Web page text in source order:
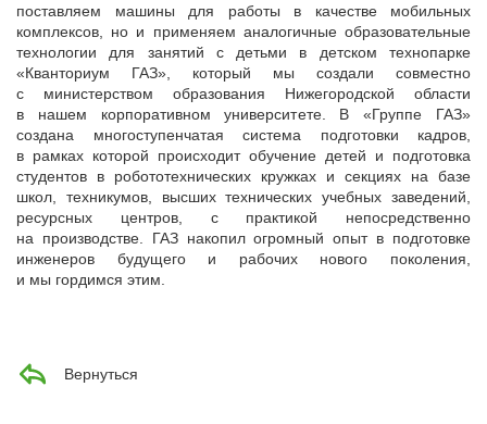
поставляем машины для работы в качестве мобильных
комплексов, но и применяем аналогичные образовательные
технологии для занятий с детьми в детском технопарке
«Кванториум ГАЗ», который мы создали совместно
с министерством образования Нижегородской области
в нашем корпоративном университете. В «Группе ГАЗ»
создана многоступенчатая система подготовки кадров,
в рамках которой происходит обучение детей и подготовка
студентов в робототехнических кружках и секциях на базе
школ, техникумов, высших технических учебных заведений,
ресурсных центров, с практикой непосредственно
на производстве. ГАЗ накопил огромный опыт в подготовке
инженеров будущего и рабочих нового поколения,
и мы гордимся этим.
Вернуться